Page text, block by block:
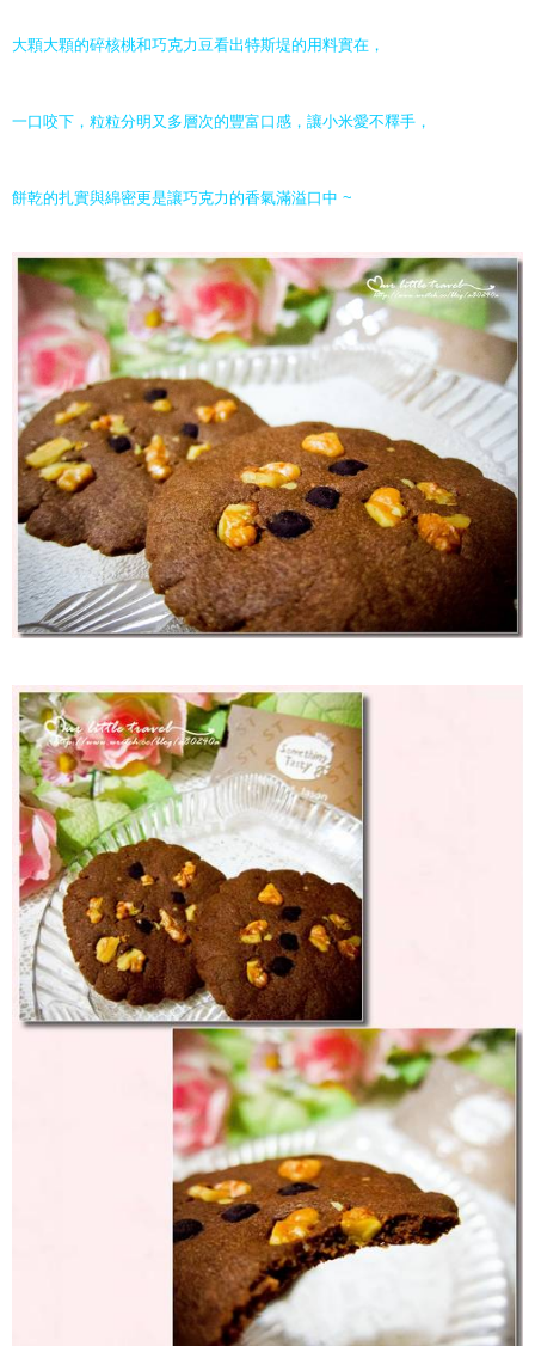
大顆大顆的碎核桃和巧克力豆看出特斯堤的用料實在，
一口咬下，粒粒分明又多層次的豐富口感，讓小米愛不釋手，
餅乾的扎實與綿密更是讓巧克力的香氣滿溢口中 ~